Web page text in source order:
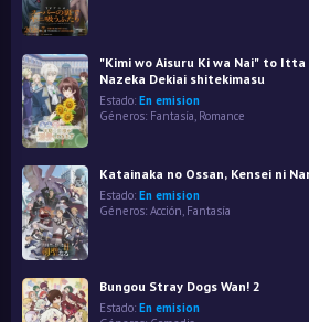
"Kimi wo Aisuru Ki wa Nai" to Itta
Nazeka Dekiai shitekimasu
Estado: En emision
Géneros: Fantasía, Romance
Katainaka no Ossan, Kensei ni
Estado: En emision
Géneros: Acción, Fantasía
Bungou Stray Dogs Wan! 2
Estado: En emision